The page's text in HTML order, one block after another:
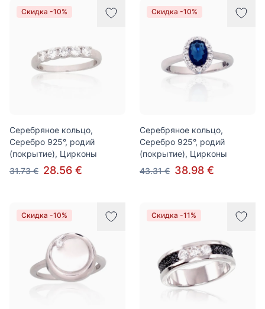
Скидка -10%
Серебряное кольцо,
Серебро 925°, родий
(покрытие), Цирконы
31.73 € 28.56 €
Скидка -10%
Серебряное кольцо,
Серебро 925°, родий
(покрытие), Цирконы
43.31 € 38.98 €
Скидка -10% Скидка -11%